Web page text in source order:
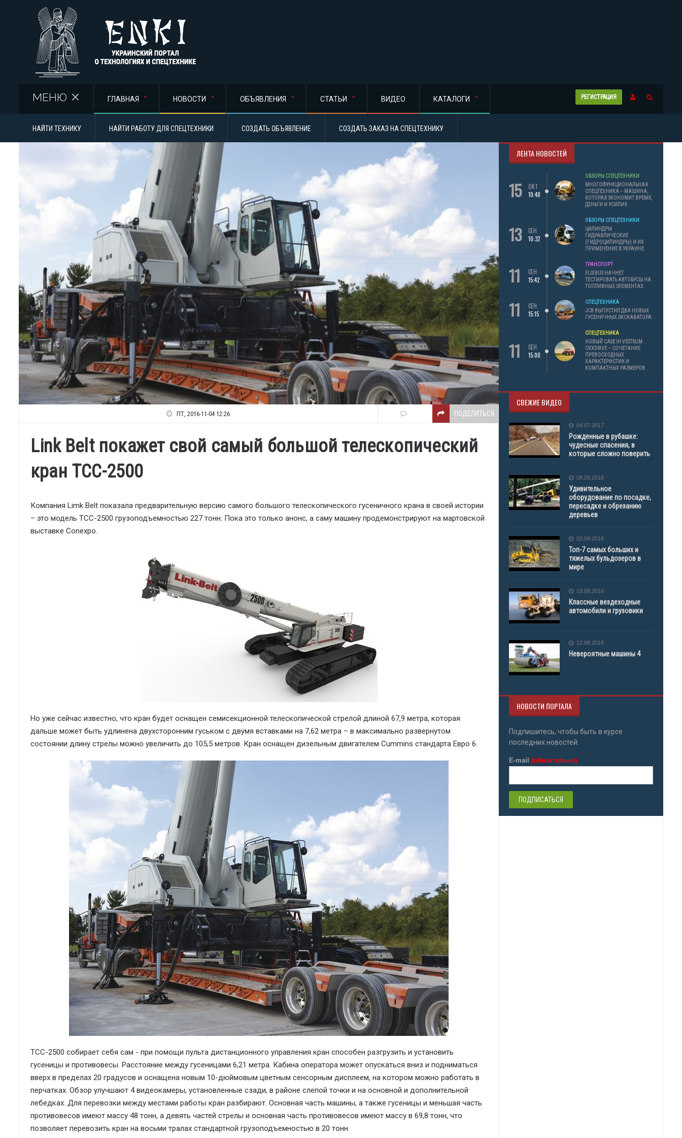
РЕГИСТРАЦИЯ
МЕНЮ ГЛАВНАЯ НОВОСТИ ОБЪЯВЛЕНИЯ СТАТЬИ ВИДЕО КАТАЛОГИ
НАЙТИ ТЕХНИКУ НАЙТИ РАБОТУ ДЛЯ СПЕЦТЕХНИКИ СОЗДАТЬ ОБЪЯВЛЕНИЕ СОЗДАТЬ ЗАКАЗ НА СПЕЦТЕХНИКУ
ПТ, 2016-11-04 12:26 ПОДЕЛИТЬСЯ
Link Belt покажет свой самый большой телескопический
кран TCC-2500
Компания Limk Belt показала предварительную версию самого большого телескопического гусеничного крана в своей истории
– это модель TCC-2500 грузоподъемностью 227 тонн. Пока это только анонс, а саму машину продемонстрируют на мартовской
выставке Conexpo.
Но уже сейчас известно, что кран будет оснащен семисекционной телескопической стрелой длиной 67,9 метра, которая
дальше может быть удлинена двухсторонним гуськом с двумя вставками на 7,62 метра – в максимально развернутом
состоянии длину стрелы можно увеличить до 105,5 метров. Кран оснащен дизельным двигателем Cummins стандарта Евро 6.
TCC-2500 собирает себя сам - при помощи пульта дистанционного управления кран способен разгрузить и установить
гусеницы и противовесы. Расстояние между гусеницами 6,21 метра. Кабина оператора может опускаться вниз и подниматься
вверх в пределах 20 градусов и оснащена новым 10-дюймовым цветным сенсорным дисплеем, на котором можно работать в
перчатках. Обзор улучшают 4 видеокамеры, установленные сзади, в районе слепой точки и на основной и дополнительной
лебедках. Для перевозки между местами работы кран разбирают. Основная часть машины, а также гусеницы и меньшая часть
противовесов имеют массу 48 тонн, а девять частей стрелы и основная часть противовесов имеют массу в 69,8 тонн, что
позволяет перевозить кран на восьми тралах стандартной грузоподъемностью в 20 тонн.
ЛЕНТА НОВОСТЕЙ
15
ОКТ
10:48
ОБЗОРЫ СПЕЦТЕХНИКИ
МНОГОФУНКЦИОНАЛЬНАЯ
СПЕЦТЕХНИКА – МАШИНА,
КОТОРАЯ ЭКОНОМИТ ВРЕМЯ,
ДЕНЬГИ И УСИЛИЯ
13
СЕН
10:32
ОБЗОРЫ СПЕЦТЕХНИКИ
ЦИЛИНДРЫ
ГИДРАВЛИЧЕСКИЕ
(ГИДРОЦИЛИНДРЫ) И ИХ
ПРИМЕНЕНИЕ В УКРАИНЕ
11
СЕН
15:42
ТРАНСПОРТ
FLIXBUS НАЧНЕТ
ТЕСТИРОВАТЬ АВТОБУСЫ НА
ТОПЛИВНЫХ ЭЛЕМЕНТАХ
11
СЕН
15:15
СПЕЦТЕХНИКА
JCB ВЫПУСТИЛ ДВА НОВЫХ
ГУСЕНИЧНЫХ ЭКСКАВАТОРА
11
СЕН
15:00
СПЕЦТЕХНИКА
НОВЫЙ CASE IH VESTRUM
CVXDRIVE – СОЧЕТАНИЕ
ПРЕВОСХОДНЫХ
ХАРАКТЕРИСТИК И
КОМПАКТНЫХ РАЗМЕРОВ
СВЕЖИЕ ВИДЕО
04.07.2017
Рожденные в рубашке:
чудесные спасения, в
которые сложно поверить
08.09.2016
Удивительное
оборудование по посадке,
пересадке и обрезанию
деревьев
02.09.2016
Топ-7 самых больших и
тяжелых бульдозеров в
мире
19.08.2016
Классные вездеходные
автомобили и грузовики
12.08.2016
Невероятные машины 4
НОВОСТИ ПОРТАЛА
Подпишитесь, чтобы быть в курсе
последних новостей.
E-mail (обязательно)